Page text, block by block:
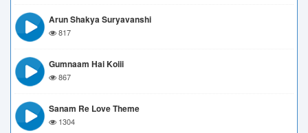
Arun Shakya Suryavanshi
817
Gumnaam Hai Koiii
867
Sanam Re Love Theme
1304